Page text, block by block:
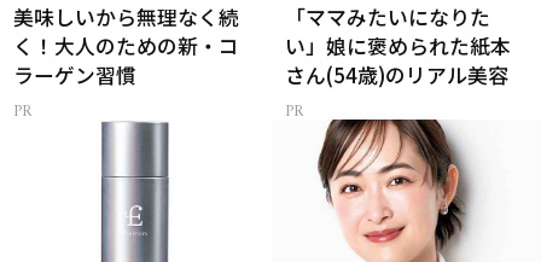
美味しいから無理なく続
く！大人のための新・コ
ラーゲン習慣
「ママみたいになりた
い」娘に褒められた紙本
さん(54歳)のリアル美容